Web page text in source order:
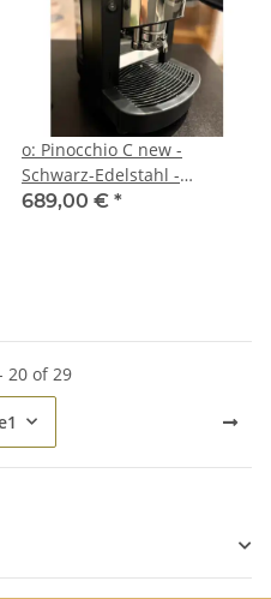
o: Pinocchio C new -
Schwarz-Edelstahl -
Volumetrico plus Elektronik-
689,00 € *
20 of 29
1